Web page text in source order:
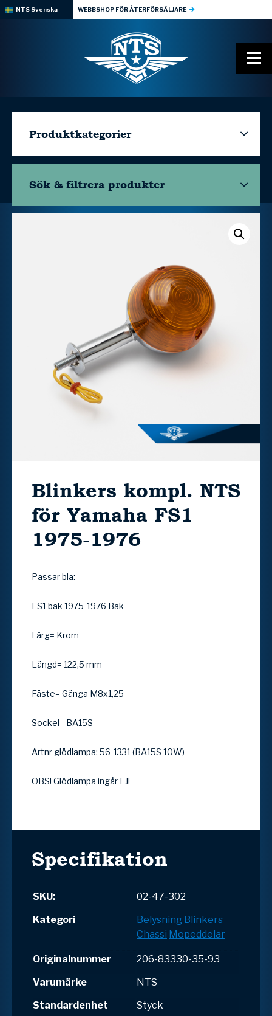
NTS Svenska WEBBSHOP FÖR ÅTERFÖRSÄLJARE
Produktkategorier
Sök & filtrera produkter
Blinkers kompl. NTS
för Yamaha FS1
1975-1976
Passar bla:
FS1 bak 1975-1976 Bak
Färg= Krom
Längd= 122,5 mm
Fäste= Gänga M8x1,25
Sockel= BA15S
Artnr glödlampa: 56-1331 (BA15S 10W)
OBS! Glödlampa ingår EJ!
Specifikation
SKU:
02-47-302
Kategori
Belysning Blinkers
Chassi Mopeddelar
Originalnummer
206-83330-35-93
Varumärke
NTS
Standardenhet
Styck